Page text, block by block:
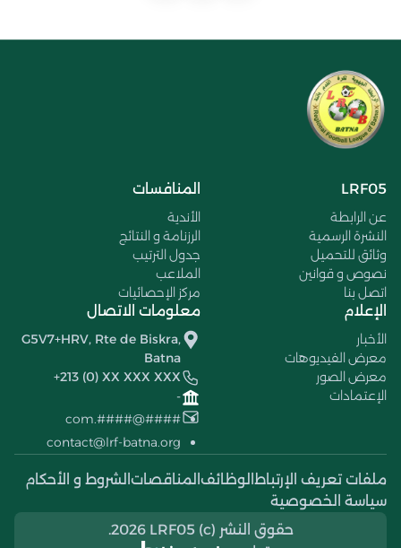
LRF05
عن الرابطة
النشرة الرسمية
وثائق للتحميل
نصوص و قوانين
اتصل بنا
المنافسات
الأندية
الرزنامة و النتائج
جدول الترتيب
الملاعب
مركز الإحصائيات
الإعلام
الأخبار
معرض الفيديوهات
معرض الصور
الإعتمادات
معلومات الاتصال
G5V7+HRV, Rte de Biskra,
Batna
+213 (0) XX XXX XXX
-
####@####.com
contact@lrf-batna.org
ملفات تعريف الإرتباط الوظائف المناقصات الشروط و الأحكام
سياسة الخصوصية
حقوق النشر (c) 2026 LRF05.